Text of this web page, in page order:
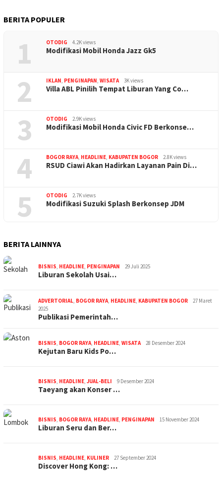
BERITA POPULER
1 OTODIG 4.2K views
Modifikasi Mobil Honda Jazz Gk5
2 IKLAN, PENGINAPAN, WISATA 3K views
Villa ABL Pinilih Tempat Liburan Yang Co…
3 OTODIG 2.9K views
Modifikasi Mobil Honda Civic FD Berkonse…
4 BOGOR RAYA, HEADLINE, KABUPATEN BOGOR 2.8K views
RSUD Ciawi Akan Hadirkan Layanan Pain Di…
5 OTODIG 2.7K views
Modifikasi Suzuki Splash Berkonsep JDM
BERITA LAINNYA
BISNIS, HEADLINE, PENGINAPAN 29 Juli 2025
Liburan Sekolah Usai…
ADVERTORIAL, BOGOR RAYA, HEADLINE, KABUPATEN BOGOR
27 Maret
2025
Publikasi Pemerintah…
BISNIS, BOGOR RAYA, HEADLINE, WISATA 28 Desember 2024
Kejutan Baru Kids Po…
BISNIS, HEADLINE, JUAL-BELI 9 Desember 2024
Taeyang akan Konser …
BISNIS, BOGOR RAYA, HEADLINE, PENGINAPAN 15 November 2024
Liburan Seru dan Ber…
BISNIS, HEADLINE, KULINER 27 September 2024
Discover Hong Kong: …